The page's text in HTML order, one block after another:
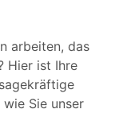
arbeiten, das
Hier ist Ihre
Sie unser